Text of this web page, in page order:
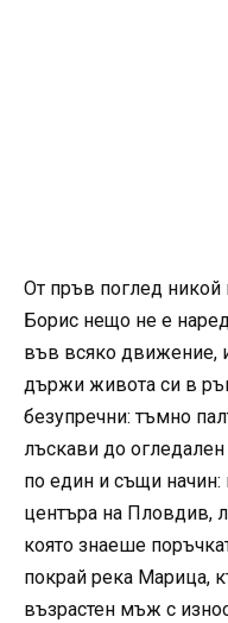
От пръв поглед
Борис нещо не е
във всяко движение,
държи живота си в
безупречни: тъмно
лъскави до
по един и същи
центъра на Пловдив,
която знаеше
покрай река Марица,
възрастен мъж с